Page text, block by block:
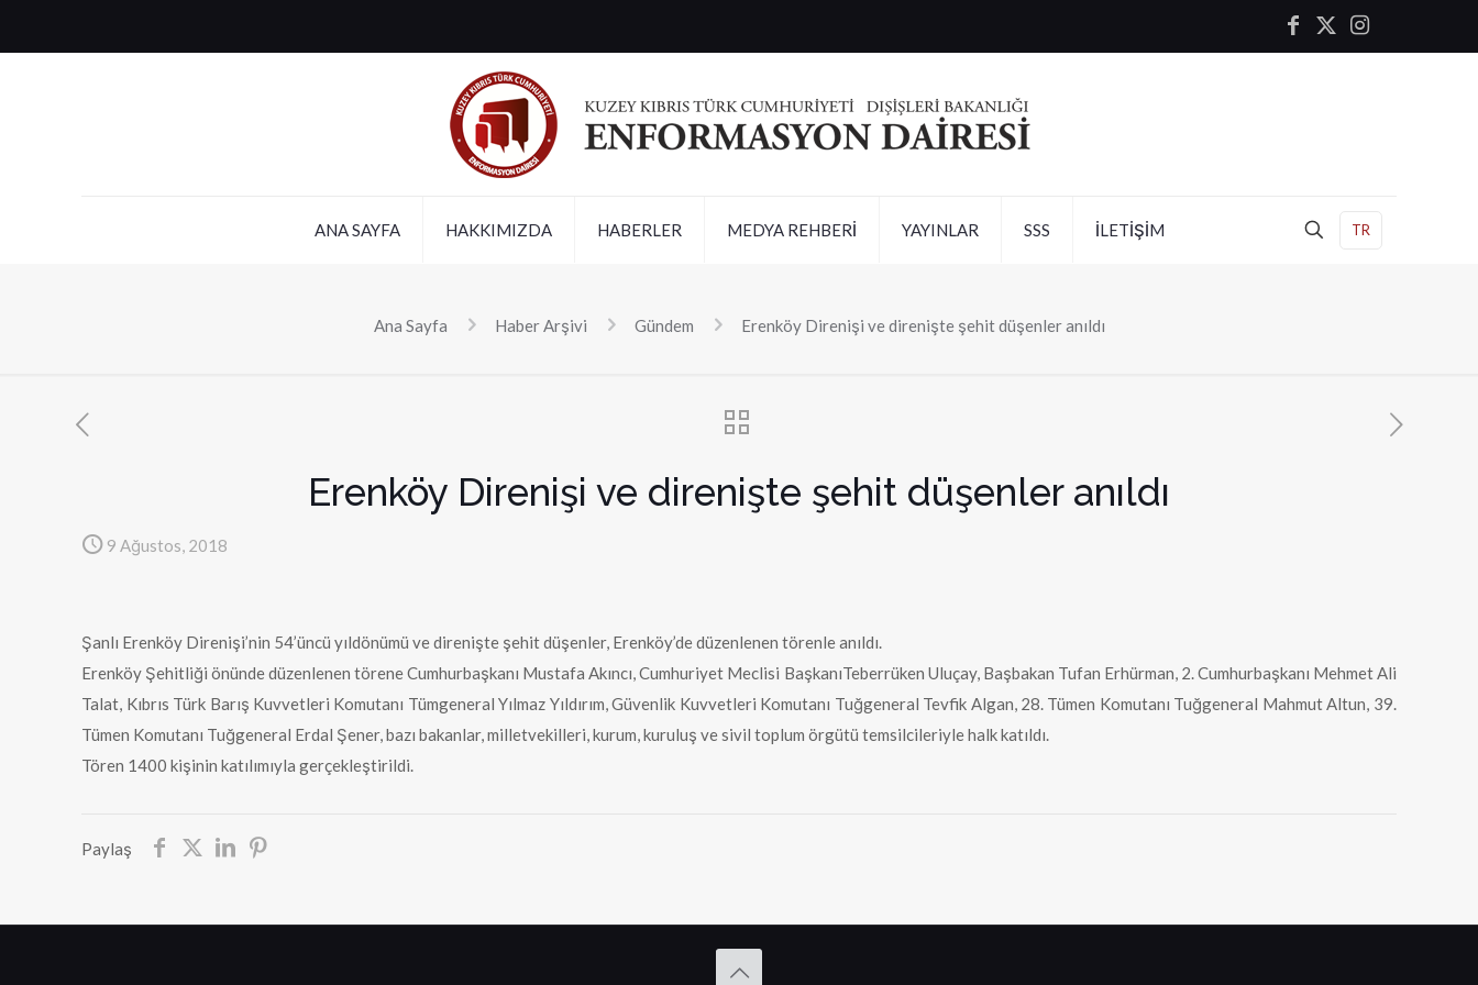
ANA SAYFA HAKKIMIZDA HABERLER MEDYA REHBERİ YAYINLAR SSS İLETİŞİM TR
Ana Sayfa Haber Arşivi Gündem Erenköy Direnişi ve direnişte şehit düşenler anıldı
Erenköy Direnişi ve direnişte şehit düşenler anıldı
9 Ağustos, 2018
Şanlı Erenköy Direnişi’nin 54’üncü yıldönümü ve direnişte şehit düşenler, Erenköy’de düzenlenen törenle anıldı.
Erenköy Şehitliği önünde düzenlenen törene Cumhurbaşkanı Mustafa Akıncı, Cumhuriyet Meclisi BaşkanıTeberrüken Uluçay, Başbakan Tufan Erhürman, 2. Cumhurbaşkanı Mehmet Ali
Talat, Kıbrıs Türk Barış Kuvvetleri Komutanı Tümgeneral Yılmaz Yıldırım, Güvenlik Kuvvetleri Komutanı Tuğgeneral Tevfik Algan, 28. Tümen Komutanı Tuğgeneral Mahmut Altun, 39.
Tümen Komutanı Tuğgeneral Erdal Şener, bazı bakanlar, milletvekilleri, kurum, kuruluş ve sivil toplum örgütü temsilcileriyle halk katıldı.
Tören 1400 kişinin katılımıyla gerçekleştirildi.
Paylaş